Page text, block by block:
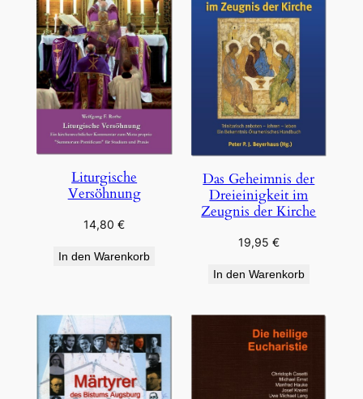
Liturgische
Versöhnung
14,80€
In den Warenkorb
Das Geheimnis der
Dreieinigkeit im
Zeugnis der Kirche
19,95 €
In den Warenkorb